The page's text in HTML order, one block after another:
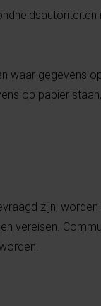
waar gegevens
op papier
zijn,
vereisen.